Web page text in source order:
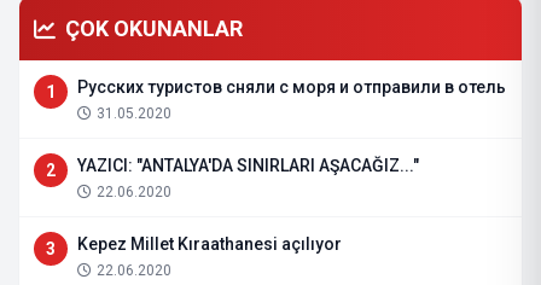
ÇOK OKUNANLAR
1 Русских туристов сняли с моря и отправили в отель
31.05.2020
2 YAZICI: "ANTALYA'DA SINIRLARI AŞACAĞIZ..."
22.06.2020
3 Kepez Millet Kıraathanesi açılıyor
22.06.2020